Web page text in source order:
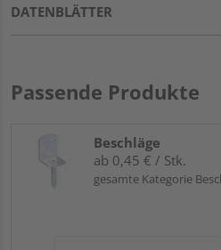
DATENBLÄTTER
Passende Produkte
Beschläge
ab 0,45 € / Stk.
gesamte Kategorie